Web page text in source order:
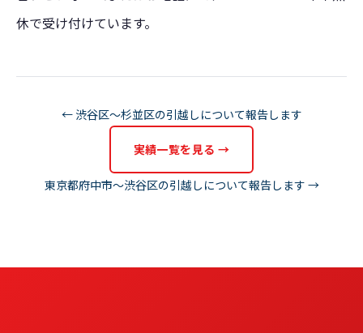
休で受け付けています。
← 渋谷区〜杉並区の引越しについて報告します
実績一覧を見る →
東京都府中市〜渋谷区の引越しについて報告します →